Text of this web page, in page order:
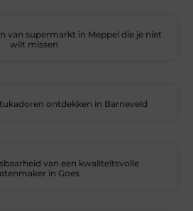
van supermarkt in Meppel die je niet
wilt missen
ontdekken in Barneveld
van een kwaliteitsvolle
in Goes